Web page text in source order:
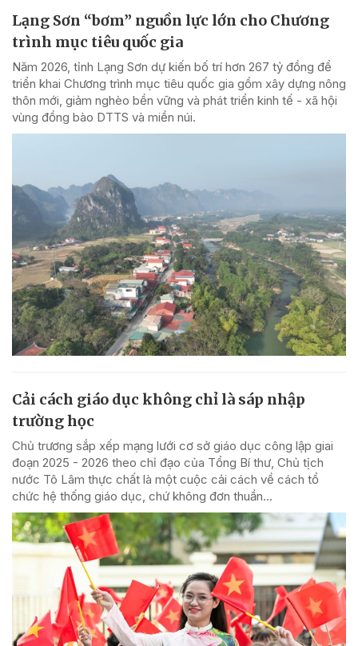
Lạng Sơn “bơm” nguồn lực lớn cho Chương
trình mục tiêu quốc gia
Năm 2026, tỉnh Lạng Sơn dự kiến bố trí hơn 267 tỷ đồng để
triển khai Chương trình mục tiêu quốc gia gồm xây dựng nông
thôn mới, giảm nghèo bền vững và phát triển kinh tế - xã hội
vùng đồng bào DTTS và miền núi.
Cải cách giáo dục không chỉ là sáp nhập
trường học
Chủ trương sắp xếp mạng lưới cơ sở giáo dục công lập giai
đoạn 2025 - 2026 theo chỉ đạo của Tổng Bí thư, Chủ tịch
nước Tô Lâm thực chất là một cuộc cải cách về cách tổ
chức hệ thống giáo dục, chứ không đơn thuần...